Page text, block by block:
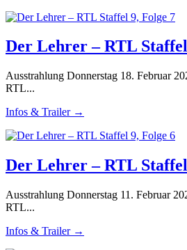
Der Lehrer – RTL
Ausstrahlung Donnerstag 18. Februar
RTL...
Infos & Trailer →
Der Lehrer – RTL
Ausstrahlung Donnerstag 11. Februar
RTL...
Infos & Trailer →